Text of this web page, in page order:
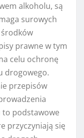
alkoholu, są
surowych
prawne w tym
celu ochronę
drogowego.
przepisów
to podstawowe
przyczyniają się